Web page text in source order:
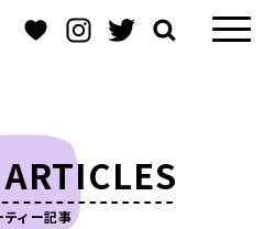
ティー記事